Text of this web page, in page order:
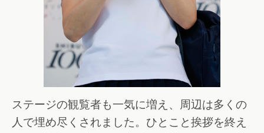
ステージの観覧者も一気に増え、周辺は多くの
人で埋め尽くされました。ひとこと挨拶を終え